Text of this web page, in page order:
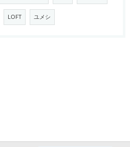
LOFT ユメシ